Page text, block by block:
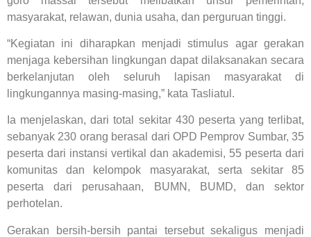
masyarakat, relawan, dunia usaha, dan perguruan tinggi.
“Kegiatan ini diharapkan menjadi stimulus agar gerakan
menjaga kebersihan lingkungan dapat dilaksanakan secara
berkelanjutan oleh seluruh lapisan masyarakat di
lingkungannya masing-masing,” kata Tasliatul.
Ia menjelaskan, dari total sekitar 430 peserta yang terlibat,
sebanyak 230 orang berasal dari OPD Pemprov Sumbar, 35
peserta dari instansi vertikal dan akademisi, 55 peserta dari
komunitas dan kelompok masyarakat, serta sekitar 85
peserta dari perusahaan, BUMN, BUMD, dan sektor
perhotelan.
Gerakan bersih-bersih pantai tersebut sekaligus menjadi